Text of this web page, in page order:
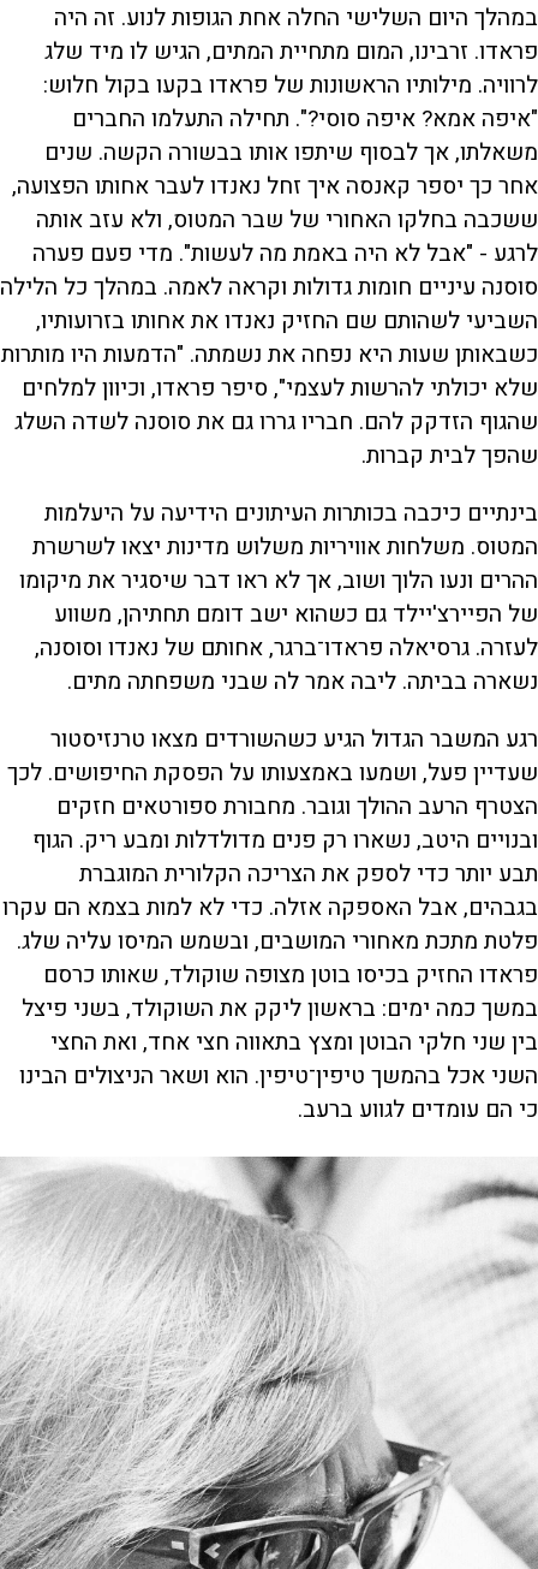
במהלך היום השלישי החלה אחת הגופות לנוע. זה היה
פראדו. זרבינו, המום מתחיית המתים, הגיש לו מיד שלג
לרוויה. מילותיו הראשונות של פראדו בקעו בקול חלוש:
"איפה אמא? איפה סוסי?". תחילה התעלמו החברים
משאלתו, אך לבסוף שיתפו אותו בבשורה הקשה. שנים
אחר כך יספר קאנסה איך זחל נאנדו לעבר אחותו הפצועה,
ששכבה בחלקו האחורי של שבר המטוס, ולא עזב אותה
לרגע - "אבל לא היה באמת מה לעשות". מדי פעם פערה
סוסנה עיניים חומות גדולות וקראה לאמה. במהלך כל הלילה
השביעי לשהותם שם החזיק נאנדו את אחותו בזרועותיו,
כשבאותן שעות היא נפחה את נשמתה. "הדמעות היו מותרות
שלא יכולתי להרשות לעצמי", סיפר פראדו, וכיוון למלחים
שהגוף הזדקק להם. חבריו גררו גם את סוסנה לשדה השלג
שהפך לבית קברות.
בינתיים כיכבה בכותרות העיתונים הידיעה על היעלמות
המטוס. משלחות אוויריות משלוש מדינות יצאו לשרשרת
ההרים ונעו הלוך ושוב, אך לא ראו דבר שיסגיר את מיקומו
של הפיירצ'יילד גם כשהוא ישב דומם תחתיהן, משווע
לעזרה. גרסיאלה פראדו־ברגר, אחותם של נאנדו וסוסנה,
נשארה בביתה. ליבה אמר לה שבני משפחתה מתים.
רגע המשבר הגדול הגיע כשהשורדים מצאו טרנזיסטור
שעדיין פעל, ושמעו באמצעותו על הפסקת החיפושים. לכך
הצטרף הרעב ההולך וגובר. מחבורת ספורטאים חזקים
ובנויים היטב, נשארו רק פנים מדולדלות ומבע ריק. הגוף
תבע יותר כדי לספק את הצריכה הקלורית המוגברת
בגבהים, אבל האספקה אזלה. כדי לא למות בצמא הם עקרו
פלטת מתכת מאחורי המושבים, ובשמש המיסו עליה שלג.
פראדו החזיק בכיסו בוטן מצופה שוקולד, שאותו כרסם
במשך כמה ימים: בראשון ליקק את השוקולד, בשני פיצל
בין שני חלקי הבוטן ומצץ בתאווה חצי אחד, ואת החצי
השני אכל בהמשך טיפין־טיפין. הוא ושאר הניצולים הבינו
כי הם עומדים לגווע ברעב.